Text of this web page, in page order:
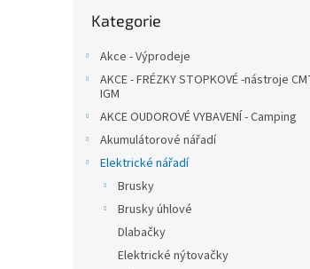
kategorie
Kategorie
Akce - Výprodeje
AKCE - FRÉZKY STOPKOVÉ -nástroje
IGM
AKCE OUDOROVÉ VYBAVENÍ - Camping
Akumulátorové nářadí
Elektrické nářadí
Brusky
Brusky úhlové
Dlabačky
Elektrické nýtovačky